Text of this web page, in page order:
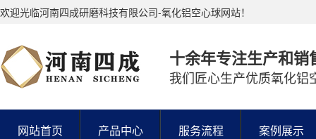
欢迎光临河南四成研磨科技有限公司-氧化铝空心球网站！
十余年专注生产和销
我们匠心生产优质氧化铝
网站首页 产品中心 服务流程 案例展示